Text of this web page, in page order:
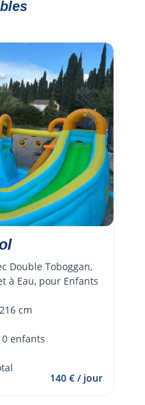
Double Toboggan,
à Eau, pour Enfants
cm
enfants
140 € / jour